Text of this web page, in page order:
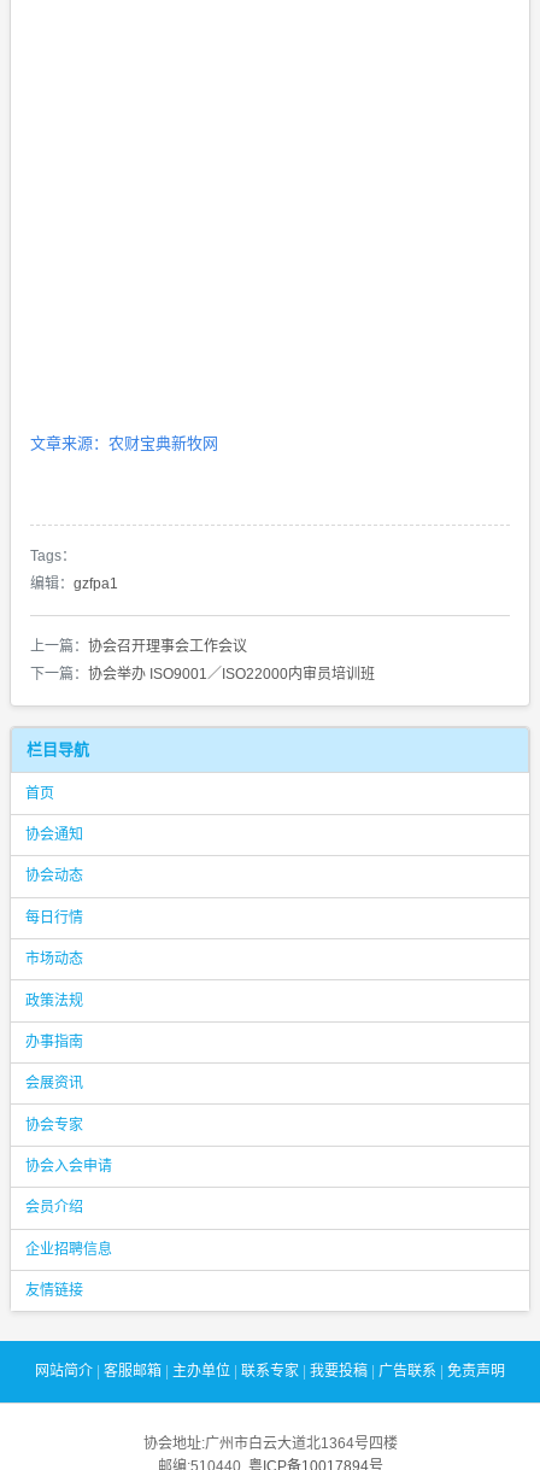
文章来源：农财宝典新牧网
Tags：
编辑： gzfpa1
上一篇： 协会召开理事会工作会议
下一篇： 协会举办 ISO9001／ISO22000内审员培训班
栏目导航
首页
协会通知
协会动态
每日行情
市场动态
政策法规
办事指南
会展资讯
协会专家
协会入会申请
会员介绍
企业招聘信息
友情链接
网站简介 客服邮箱 主办单位 联系专家 我要投稿 广告联系 免责声明
协会地址:广州市白云大道北1364号四楼